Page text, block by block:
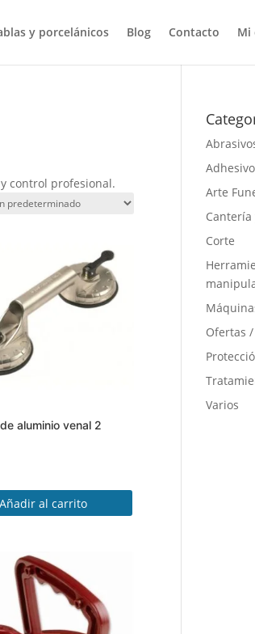
y porcelánicos Blog Contacto Mi
control profesional.
aluminio venal 2
Añadir al carrito
Arte
Corte
Ofertas
Varios